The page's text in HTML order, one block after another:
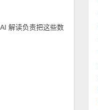
解读负责把这些数